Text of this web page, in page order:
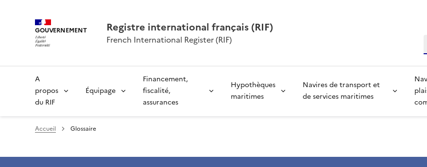
GOUVERNEMENT Registre international français (RIF)
French International Register (RIF)
A
propos
du RIF
Équipage
Financement,
fiscalité,
assurances
Hypothèques
maritimes
Navires de transport et
de services maritimes
Accueil Glossaire